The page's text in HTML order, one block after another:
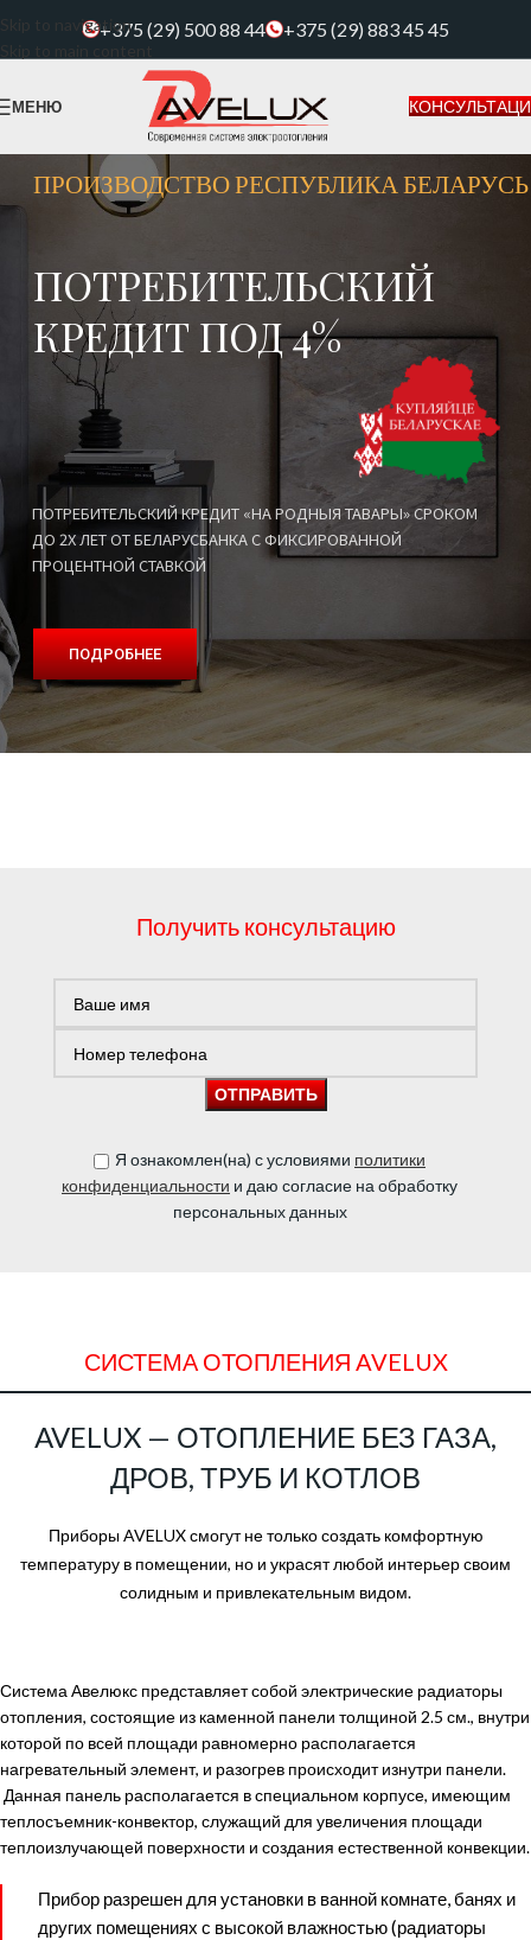
Skip to navigation
Skip to main content
+375 (29) 500 88 44 +375 (29) 883 45 45
МЕНЮ
ПРОИЗВОДСТВО РЕСПУБЛИКА БЕЛАРУСЬ
ПОТРЕБИТЕЛЬСКИЙ
КРЕДИТ ПОД 4%
ПОТРЕБИТЕЛЬСКИЙ КРЕДИТ «НА РОДНЫЯ ТАВАРЫ» СРОКОМ
ДО 2Х ЛЕТ ОТ БЕЛАРУСБАНКА С ФИКСИРОВАННОЙ
ПРОЦЕНТНОЙ СТАВКОЙ
ПОДРОБНЕЕ
Получить консультацию
Я ознакомлен(на) с условиями политики
конфиденциальности и даю согласие на обработку
персональных данных
СИСТЕМА ОТОПЛЕНИЯ AVELUX
AVELUX — ОТОПЛЕНИЕ БЕЗ ГАЗА,
ДРОВ, ТРУБ И КОТЛОВ
Приборы AVELUX смогут не только создать комфортную
температуру в помещении, но и украсят любой интерьер своим
солидным и привлекательным видом.
Система Авелюкс представляет собой электрические радиаторы
отопления, состоящие из каменной панели толщиной 2.5 см., внутри
которой по всей площади равномерно располагается
нагревательный элемент, и разогрев происходит изнутри панели.
Данная панель располагается в специальном корпусе, имеющим
теплосъемник-конвектор, служащий для увеличения площади
теплоизлучающей поверхности и создания естественной конвекции.
Прибор разрешен для установки в ванной комнате, банях и
других помещениях с высокой влажностью (радиаторы